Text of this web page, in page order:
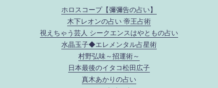
ホロスコープ【彌彌告の占い】
木下レオンの占い 帝王占術
視えちゃう芸人 シークエンスはやともの占い
水晶玉子◆エレメンタル占星術
村野弘味～招運術～
日本最後のイタコ松田広子
真木あかりの占い